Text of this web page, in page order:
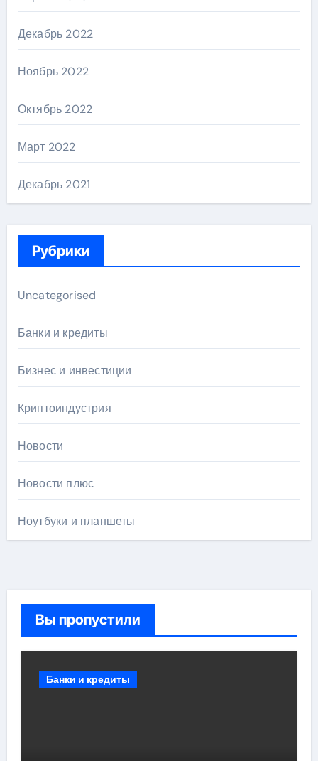
Декабрь 2022
Ноябрь 2022
Октябрь 2022
Март 2022
Декабрь 2021
Рубрики
Uncategorised
Банки и кредиты
Бизнес и инвестиции
Криптоиндустрия
Новости
Новости плюс
Ноутбуки и планшеты
Вы пропустили
Банки и кредиты